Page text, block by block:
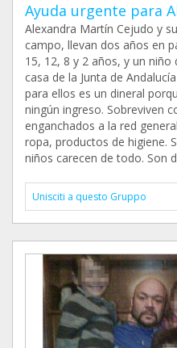
Ayuda urgente para
Alexandra Martín Cejudo y
campo, llevan dos años en
15, 12, 8 y 2 años, y un niño
casa de la Junta de
para ellos es un dineral
ningún ingreso. Sobreviven
enganchados a la red
ropa, productos de higiene.
niños carecen de todo. Son
Unisciti a questo Gruppo